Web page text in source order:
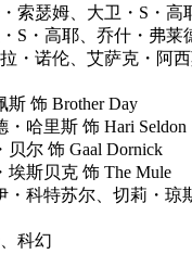
・索瑟姆、大卫・S・高
・S・高耶、乔什・弗莱
・诺伦、艾萨克・阿
斯 饰 Brother Day
・哈里斯 饰 Hari Seldon
贝尔 饰 Gaal Dornick
埃斯贝克 饰 The Mule
・科特苏尔、切莉・琼
科幻